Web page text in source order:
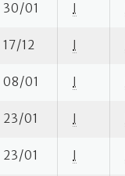
30/01 I
17/12 I
08/01 I
23/01 I
23/01 I